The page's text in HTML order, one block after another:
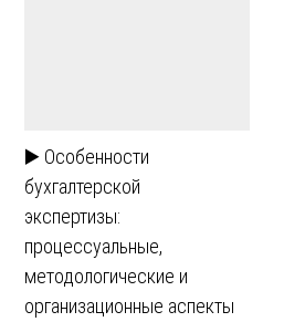
▶️ Особенности
бухгалтерской
экспертизы:
процессуальные,
методологические и
организационные аспекты